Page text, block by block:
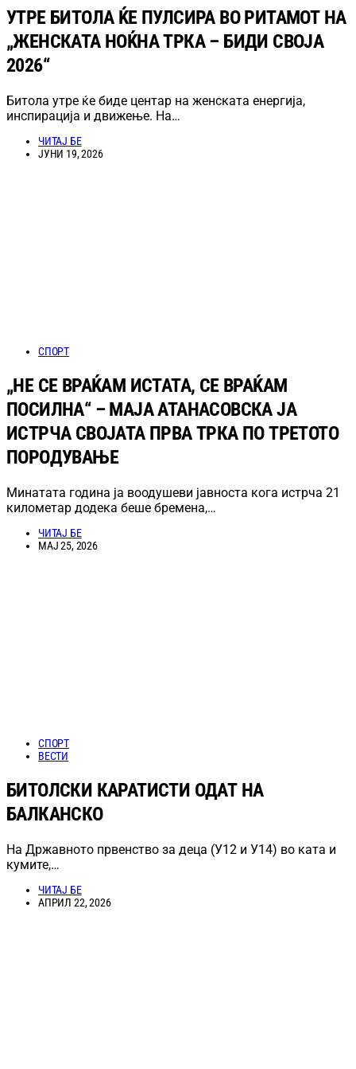
УТРЕ БИТОЛА ЌЕ ПУЛСИРА ВО РИТАМОТ НА
„ЖЕНСКАТА НОЌНА ТРКА – БИДИ СВОЈА
2026“
Битола утре ќе биде центар на женската енергија,
инспирација и движење. На…
ЧИТАЈ БЕ
ЈУНИ 19, 2026
СПОРТ
„НЕ СЕ ВРАЌАМ ИСТАТА, СЕ ВРАЌАМ
ПОСИЛНА“ – МАЈА АТАНАСОВСКА ЈА
ИСТРЧА СВОЈАТА ПРВА ТРКА ПО ТРЕТОТО
ПОРОДУВАЊЕ
Минатата година ја воодушеви јавноста кога истрча 21
километар додека беше бремена,…
ЧИТАЈ БЕ
МАЈ 25, 2026
СПОРТ
ВЕСТИ
БИТОЛСКИ КАРАТИСТИ ОДАТ НА
БАЛКАНСКО
На Државното првенство за деца (У12 и У14) во ката и
кумите,…
ЧИТАЈ БЕ
АПРИЛ 22, 2026